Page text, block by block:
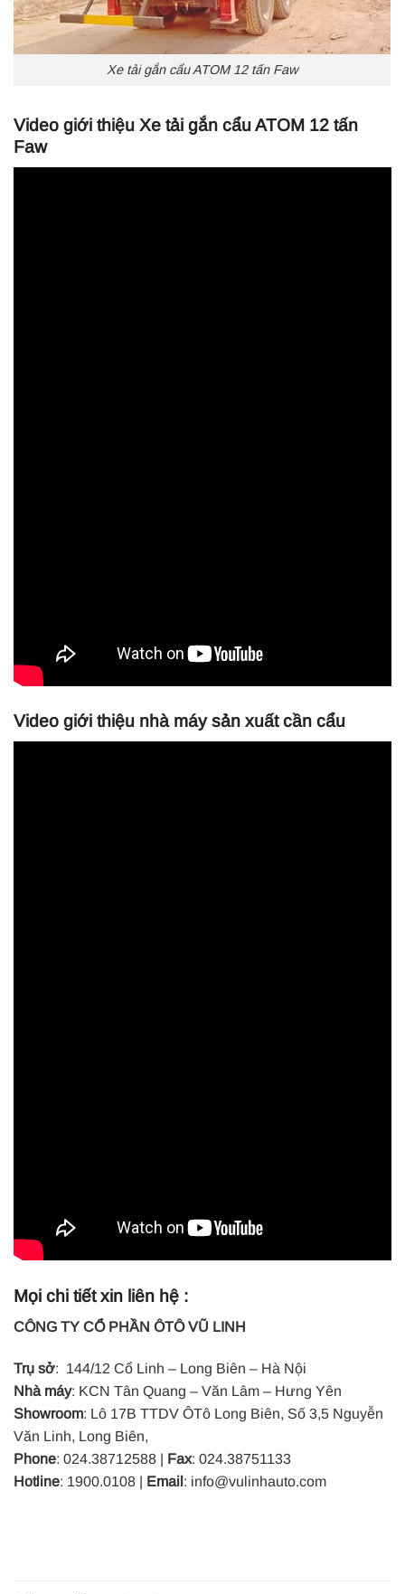
Xe tải gắn cẩu ATOM 12 tấn Faw
Video giới thiệu Xe tải gắn cẩu ATOM 12 tấn
Faw
Video giới thiệu nhà máy sản xuất cần cẩu
Mọi chi tiết xin liên hệ :
CÔNG TY CỔ PHẦN ÔTÔ VŨ LINH
Trụ sở: 144/12 Cổ Linh – Long Biên – Hà Nội
Nhà máy: KCN Tân Quang – Văn Lâm – Hưng Yên
Showroom: Lô 17B TTDV ÔTô Long Biên, Số 3,5 Nguyễn
Văn Linh, Long Biên,
Phone: 024.38712588 | Fax: 024.38751133
Hotline: 1900.0108 | Email : info@vulinhauto.com